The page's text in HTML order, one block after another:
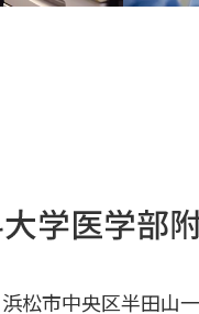
松市中央区半田山